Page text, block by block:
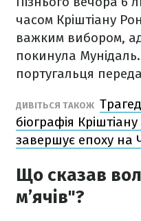
часом Кріштіану
важким вибором,
покинула
португальця
ДИВІТЬСЯ ТАКОЖ
біографія
завершує епоху на
Що сказав
м’ячів"?